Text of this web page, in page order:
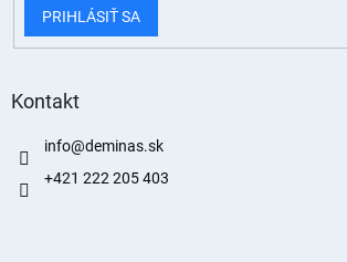
PRIHLÁSIŤ SA
Kontakt
info@deminas.sk
+421 222 205 403